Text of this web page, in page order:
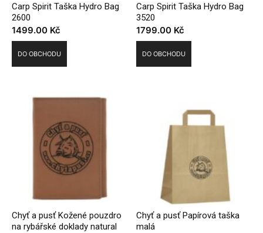
Carp Spirit Taška Hydro Bag
2600
1499.00 Kč
DO OBCHODU
Carp Spirit Taška Hydro Bag
3520
1799.00 Kč
DO OBCHODU
Chyť a pusť Kožené pouzdro
na rybářské doklady natural
Chyť a pusť Papírová taška
malá